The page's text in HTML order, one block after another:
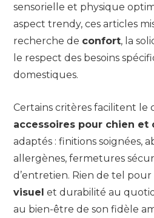
sensorielle et physique
aspect trendy, ces articles
recherche de confort, la
le respect des besoins
domestiques.
Certains critères facilitent le
accessoires pour chien et
adaptés : finitions soignées,
allergènes, fermetures
d’entretien. Rien de tel
visuel et durabilité au
au bien-être de son fidèle